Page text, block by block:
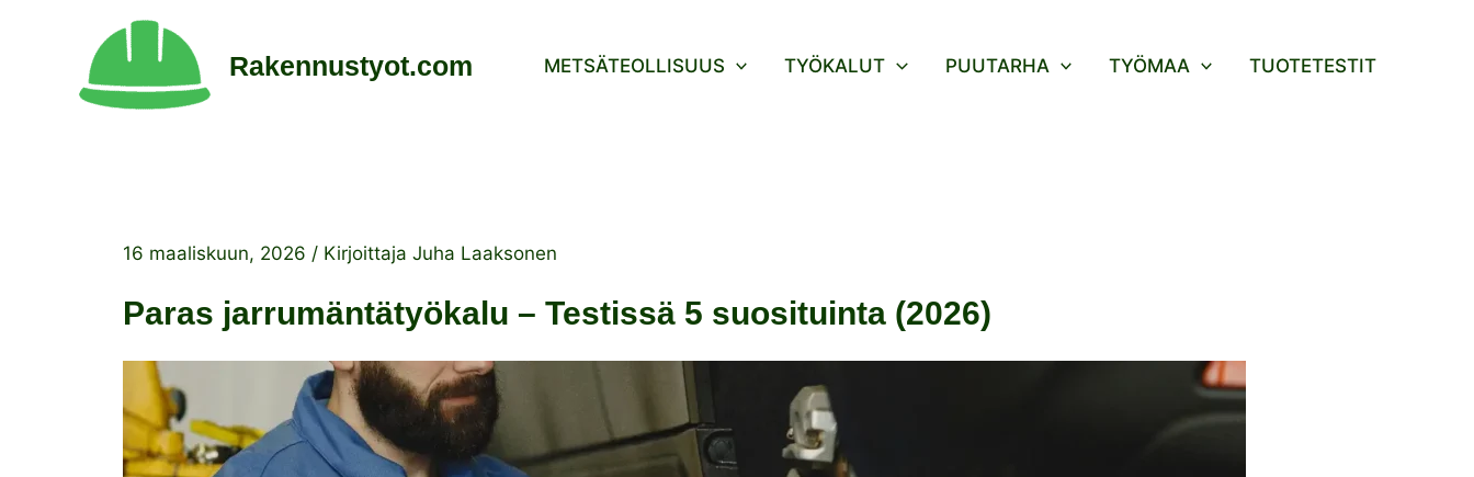
Rakennustyot.com METSÄTEOLLISUUS TYÖKALUT PUUTARHA TYÖMAA TUOTETESTIT
16 maaliskuun, 2026 / Kirjoittaja Juha Laaksonen
Paras jarrumäntätyökalu – Testissä 5 suosituinta (2026)